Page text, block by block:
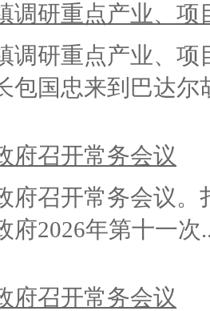
调研重点产业、
调研重点产业、
包国忠来到巴达尔
府召开常务会议
府召开常务会议
府2026年第十一次
府召开常务会议